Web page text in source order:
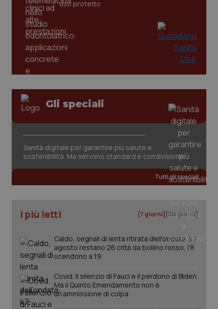
uso protetto
Gli speciali
Sanità digitale per garantire più salute e
sostenibilità. Ma servono standard e condivisione
Tutti gli speciali
I più letti [7 giorni] [30 giorni]
Caldo, segnali di lenta ritirata dell'ondata: il 7
agosto restano 26 città da bollino rosso, l'8
scendono a 19
Covid. Il silenzio di Fauci e il perdono di Biden.
Ma il Quinto Emendamento non è
un’ammissione di colpa
tracking-sites-ironfish-
tracking-enable
www.quotidianosanita.it
session-id
_ga
Google LLC
.quotidianosanita.it
1